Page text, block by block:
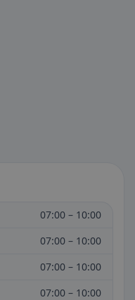
07:00 – 10:00
07:00 – 10:00
07:00 – 10:00
07:00 – 10:00